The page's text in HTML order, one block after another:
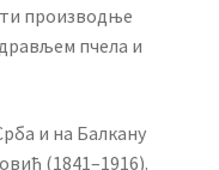
производње
пчела и
и на Балкану
(1841–1916).